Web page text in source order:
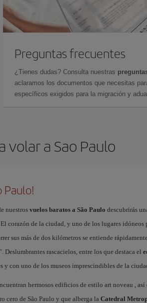
Preguntas frecuentes
¿Tienes dudas? Consulta nuestras
aclaramos los documentos que necesitas
específicos exigidos para la migración y
a Sao Paulo
Paulo!
nuestros vuelos baratos a São Paulo descubrirás
corazón de la ciudad, y uno de los lugares idóneos
sus más de dos kilómetros se entiende
Deslumbrantes rascacielos, entre los que destaca el
y con uno de los museos imprescindibles de la
hermosos edificios de estilo art noveau , así
cero de São Paulo y que alberga la Catedral